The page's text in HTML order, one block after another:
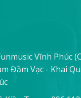
Vĩnh Phúc
Đầm Vạc - Khai